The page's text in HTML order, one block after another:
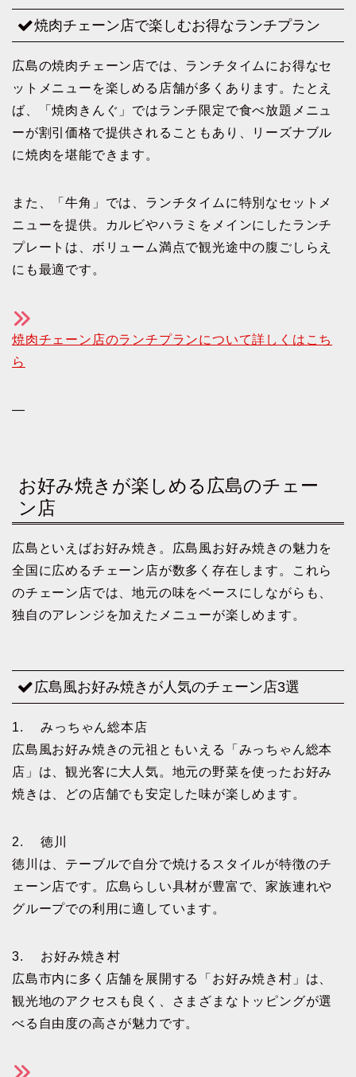
焼肉チェーン店で楽しむお得なランチプラン
広島の焼肉チェーン店では、ランチタイムにお得なセ
ットメニューを楽しめる店舗が多くあります。たとえ
ば、「焼肉きんぐ」ではランチ限定で食べ放題メニュ
ーが割引価格で提供されることもあり、リーズナブル
に焼肉を堪能できます。
また、「牛角」では、ランチタイムに特別なセットメ
ニューを提供。カルビやハラミをメインにしたランチ
プレートは、ボリューム満点で観光途中の腹ごしらえ
にも最適です。
焼肉チェーン店のランチプランについて詳しくはこち
ら
—
お好み焼きが楽しめる広島のチェー
ン店
広島といえばお好み焼き。広島風お好み焼きの魅力を
全国に広めるチェーン店が数多く存在します。これら
のチェーン店では、地元の味をベースにしながらも、
独自のアレンジを加えたメニューが楽しめます。
広島風お好み焼きが人気のチェーン店3選
1. みっちゃん総本店
広島風お好み焼きの元祖ともいえる「みっちゃん総本
店」は、観光客に大人気。地元の野菜を使ったお好み
焼きは、どの店舗でも安定した味が楽しめます。
2. 徳川
徳川は、テーブルで自分で焼けるスタイルが特徴のチ
ェーン店です。広島らしい具材が豊富で、家族連れや
グループでの利用に適しています。
3. お好み焼き村
広島市内に多く店舗を展開する「お好み焼き村」は、
観光地のアクセスも良く、さまざまなトッピングが選
べる自由度の高さが魅力です。